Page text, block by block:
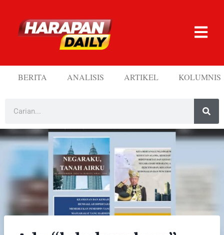
BERITA ANALISIS ARTIKEL KOLUMNIS